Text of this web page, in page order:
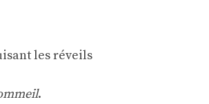
les réveils
.